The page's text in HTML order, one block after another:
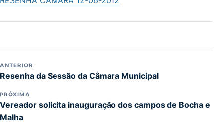
ANTERIOR
Resenha da Sessão da Câmara Municipal
PRÓXIMA
Vereador solicita inauguração dos campos de Bocha e
Malha